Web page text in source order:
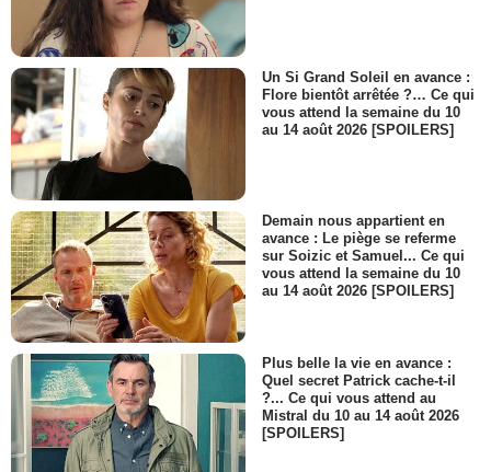
Un Si Grand Soleil en avance :
Flore bientôt arrêtée ?… Ce qui
vous attend la semaine du 10
au 14 août 2026 [SPOILERS]
Demain nous appartient en
avance : Le piège se referme
sur Soizic et Samuel... Ce qui
vous attend la semaine du 10
au 14 août 2026 [SPOILERS]
Plus belle la vie en avance :
Quel secret Patrick cache-t-il
?... Ce qui vous attend au
Mistral du 10 au 14 août 2026
[SPOILERS]